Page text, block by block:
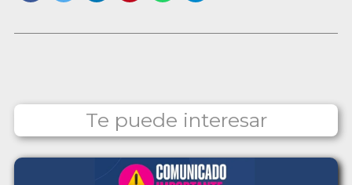
Te puede interesar